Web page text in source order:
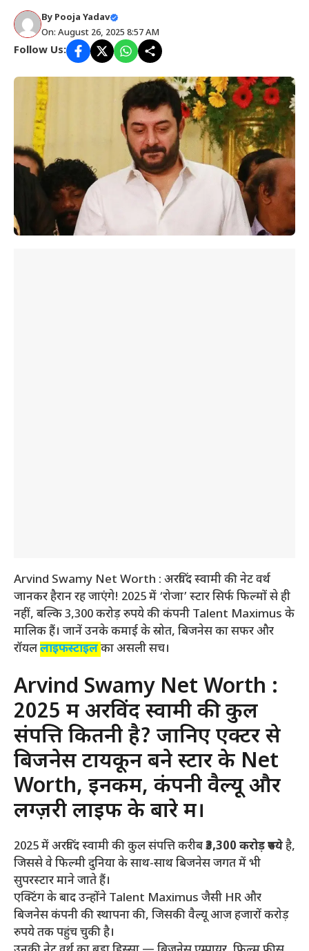
By Pooja Yadav
On: August 26, 2025 8:57 AM
Follow Us:
Arvind Swamy Net Worth : अरविंद स्वामी की नेट वर्थ
जानकर हैरान रह जाएंगे! 2025 में ‘रोजा’ स्टार सिर्फ फिल्मों से ही
नहीं, बल्कि 3,300 करोड़ रुपये की कंपनी Talent Maximus के
मालिक हैं। जानें उनके कमाई के स्रोत, बिजनेस का सफर और
रॉयललाइफस्टाइलका असली सच।
Arvind Swamy Net Worth :
2025 में अरविंद स्वामी की कुल
संपत्ति कितनी है? जानिए एक्टर से
बिजनेस टायकून बने स्टार के Net
Worth, इनकम, कंपनी वैल्यू और
लग्ज़री लाइफ के बारे में।
2025 में अरविंद स्वामी की कुल संपत्ति करीब₹3,300 करोड़ रुपयेहै,
जिससे वे फिल्मी दुनिया के साथ-साथ बिजनेस जगत में भी
सुपरस्टार माने जाते हैं।
एक्टिंग के बाद उन्होंने Talent Maximus जैसी HR और
बिजनेस कंपनी की स्थापना की, जिसकी वैल्यू आज हजारों करोड़
रुपये तक पहुंच चुकी है।